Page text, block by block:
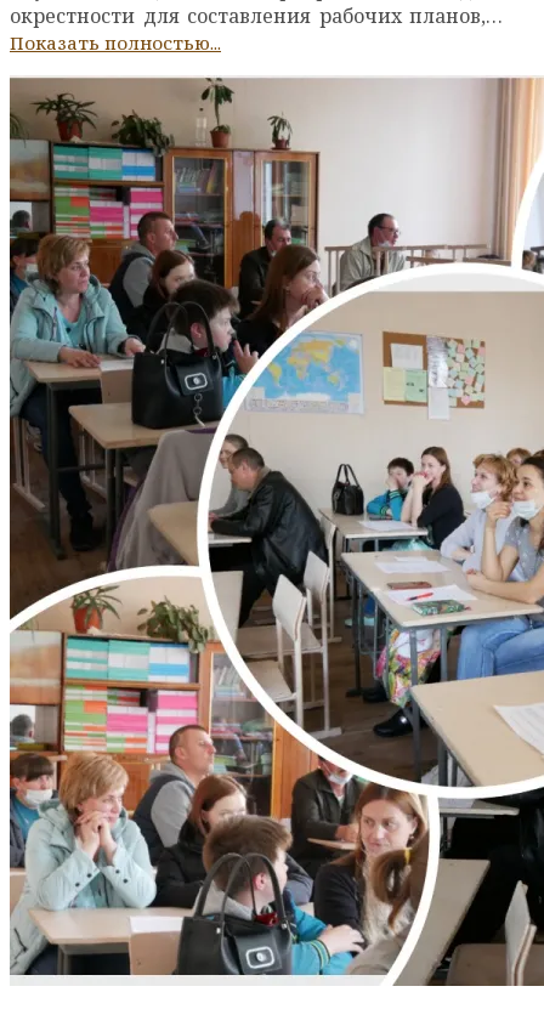
окрестности для составления рабочих планов,…